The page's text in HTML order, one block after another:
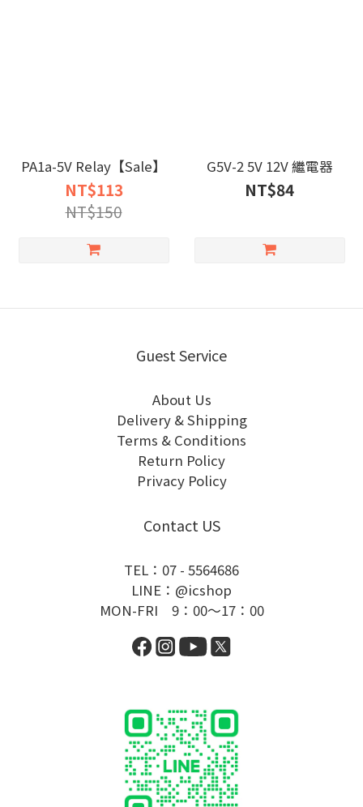
PA1a-5V Relay【Sale】
NT$113
NT$150
G5V-2 5V 12V 繼電器
NT$84
Guest Service
About Us
Delivery & Shipping
Terms & Conditions
Return Policy
Privacy Policy
Contact US
TEL：07 - 5564686
LINE：@icshop
MON-FRI 9：00～17：00